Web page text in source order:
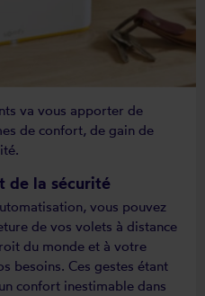
va vous apporter de
de confort, de gain de
de la sécurité
vous pouvez
de vos volets à distance
du monde et à votre
besoins. Ces gestes étant
confort inestimable dans